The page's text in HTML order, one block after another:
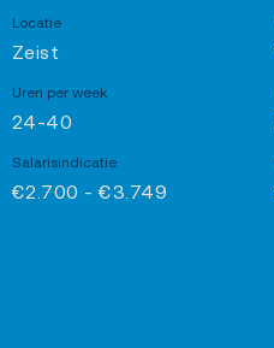
Locatie
Zeist
Uren per week
24-40
Salarisindicatie
€2.700 - €3.749